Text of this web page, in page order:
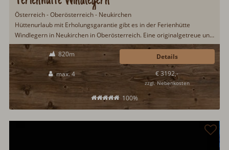
Österreich - Oberösterreich - Neukirchen
Hüttenurlaub mit Erholungsgarantie gibt es in der Ferienhütte
Windlegern in Neukirchen in Oberösterreich. Eine originalgetreue und
liebevoll eingerichtete Berghütte mit Sauna in sonniger Lage. Die
Ferienhütte Windlegern bietet Platz für fünf Gäste und gerne auch ein
Haustier...
820m
max. 4
100%
€ 3192,-
zzgl. Nebenkosten
Details